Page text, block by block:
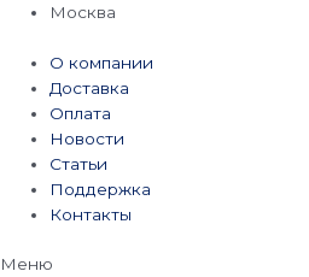
Перейти
содержимому
Москва
О компании
Доставка
Оплата
Новости
Статьи
Поддержка
Контакты
Меню